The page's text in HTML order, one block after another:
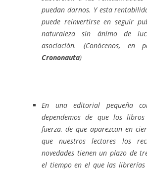
puedan darnos. Y esta
puede reinvertirse en seguir
naturaleza sin ánimo de
asociación. (Conócenos, en
Crononauta)
En una editorial pequeña
dependemos de que los
fuerza, de que aparezcan en
que nuestros lectores los
novedades tienen un plazo de
el tiempo en el que las librerías